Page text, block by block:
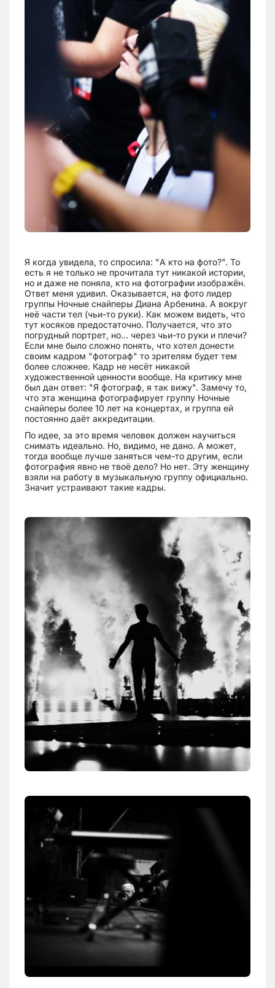
Я когда увидела, то спросила: "А кто на фото?". То
есть я не только не прочитала тут никакой истории,
но и даже не поняла, кто на фотографии изображён.
Ответ меня удивил. Оказывается, на фото лидер
группы Ночные снайперы Диана Арбенина. А вокруг
неё части тел (чьи-то руки). Как можем видеть, что
тут косяков предостаточно. Получается, что это
погрудный портрет, но... через чьи-то руки и плечи?
Если мне было сложно понять, что хотел донести
своим кадром "фотограф" то зрителям будет тем
более сложнее. Кадр не несёт никакой
художественной ценности вообще. На критику мне
был дан ответ: "Я фотограф, я так вижу". Замечу то,
что эта женщина фотографирует группу Ночные
снайперы более 10 лет на концертах, и группа ей
постоянно даёт аккредитации.
По идее, за это время человек должен научиться
снимать идеально. Но, видимо, не дано. А может,
тогда вообще лучше заняться чем-то другим, если
фотография явно не твоё дело? Но нет. Эту женщину
взяли на работу в музыкальную группу официально.
Значит устраивают такие кадры.